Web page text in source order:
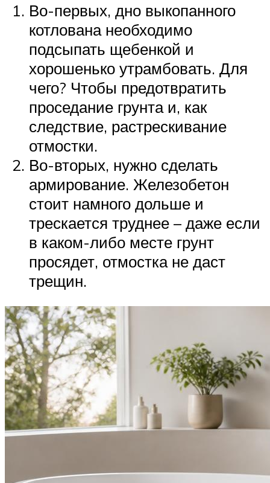
Во-первых, дно выкопанного
котлована необходимо
подсыпать щебенкой и
хорошенько утрамбовать. Для
чего? Чтобы предотвратить
проседание грунта и, как
следствие, растрескивание
отмостки.
Во-вторых, нужно сделать
армирование. Железобетон
стоит намного дольше и
трескается труднее – даже если
в каком-либо месте грунт
просядет, отмостка не даст
трещин.